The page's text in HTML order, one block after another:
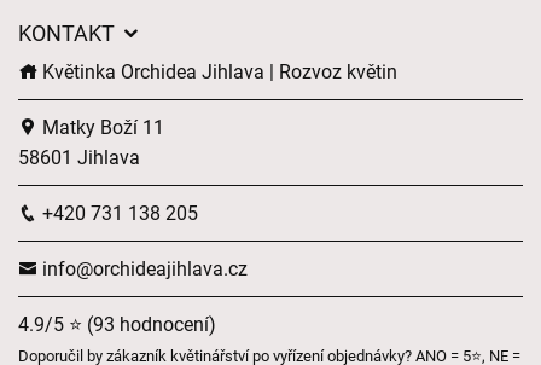
KONTAKT
Květinka Orchidea Jihlava | Rozvoz květin
Matky Boží 11
58601 Jihlava
+420 731 138 205
info@orchideajihlava.cz
4.9/5 ⭐ (93 hodnocení)
Doporučil by zákazník květinářství po vyřízení objednávky? ANO = 5⭐, NE =